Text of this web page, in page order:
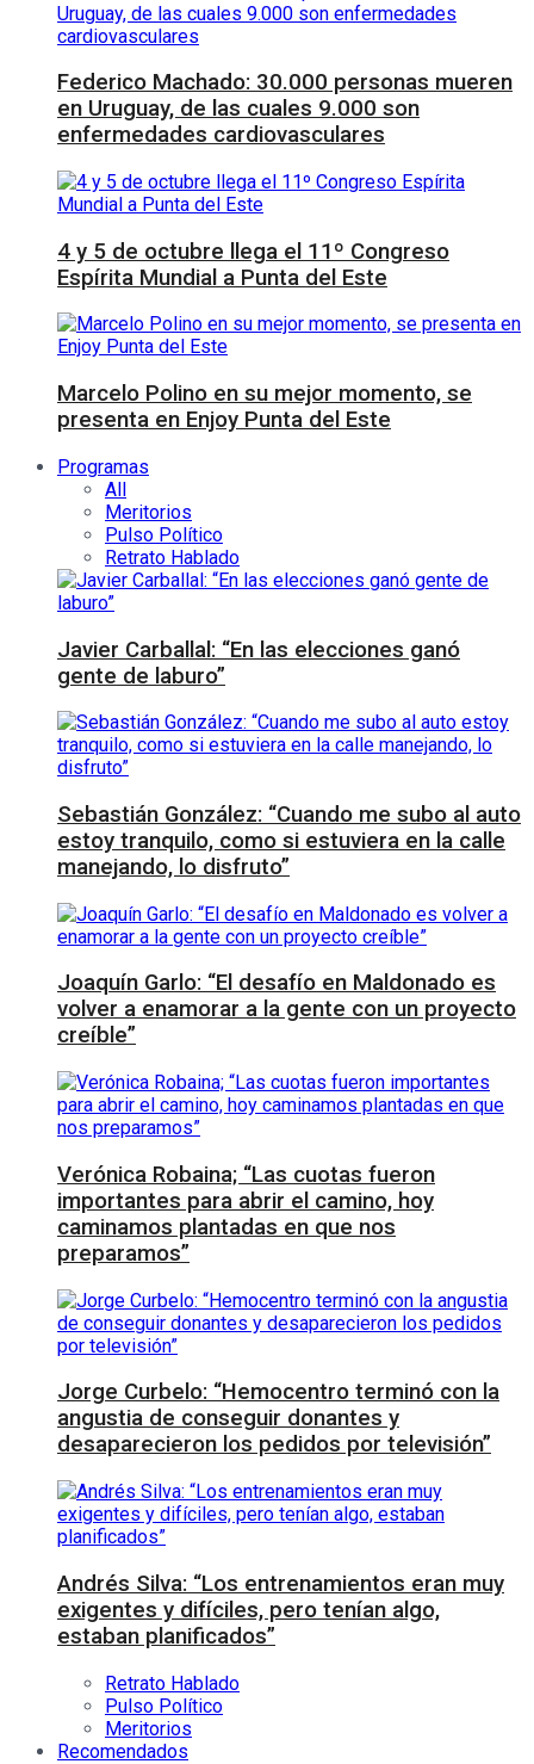
Federico Machado: 30.000 personas mueren
en Uruguay, de las cuales 9.000 son
enfermedades cardiovasculares
4 y 5 de octubre llega el 11º Congreso
Espírita Mundial a Punta del Este
Marcelo Polino en su mejor momento, se
presenta en Enjoy Punta del Este
Programas
All
Meritorios
Pulso Político
Retrato Hablado
Javier Carballal: “En las elecciones ganó
gente de laburo”
Sebastián González: “Cuando me subo al auto
estoy tranquilo, como si estuviera en la calle
manejando, lo disfruto”
Joaquín Garlo: “El desafío en Maldonado es
volver a enamorar a la gente con un proyecto
creíble”
Verónica Robaina; “Las cuotas fueron
importantes para abrir el camino, hoy
caminamos plantadas en que nos
preparamos”
Jorge Curbelo: “Hemocentro terminó con la
angustia de conseguir donantes y
desaparecieron los pedidos por televisión”
Andrés Silva: “Los entrenamientos eran muy
exigentes y difíciles, pero tenían algo,
estaban planificados”
Retrato Hablado
Pulso Político
Meritorios
Recomendados